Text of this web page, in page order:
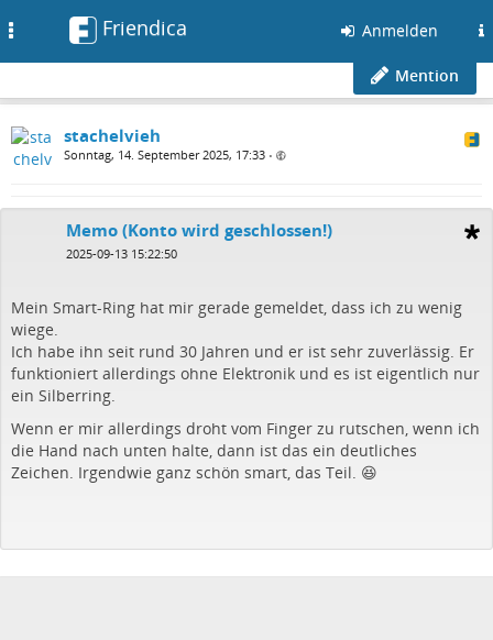
Friendica Anmelden
Mention
stachelvieh
Sonntag, 14. September 2025, 17:33 •
Memo (Konto wird geschlossen!)
2025-09-13 15:22:50
Mein Smart-Ring hat mir gerade gemeldet, dass ich zu wenig
wiege.
Ich habe ihn seit rund 30 Jahren und er ist sehr zuverlässig. Er
funktioniert allerdings ohne Elektronik und es ist eigentlich nur
ein Silberring.
Wenn er mir allerdings droht vom Finger zu rutschen, wenn ich
die Hand nach unten halte, dann ist das ein deutliches
Zeichen. Irgendwie ganz schön smart, das Teil. 😆